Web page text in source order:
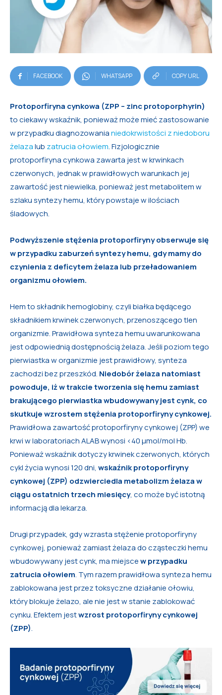
FACEBOOK WHATSAPP COPY URL
Protoporfiryna cynkowa (ZPP – zinc protoporphyrin)
to ciekawy wskaźnik, ponieważ może mieć zastosowanie
w przypadku diagnozowanianiedokrwistości z niedoboru
żelazalub zatrucia ołowiem. Fizjologicznie
protoporfiryna cynkowa zawarta jest w krwinkach
czerwonych, jednak w prawidłowych warunkach jej
zawartość jest niewielka, ponieważ jest metabolitem w
szlaku syntezy hemu, który powstaje w ilościach
śladowych.
Podwyższenie stężenia protoporfiryny obserwuje się
w przypadku zaburzeń syntezy hemu, gdy mamy do
czynienia z deficytem żelaza lub przeładowaniem
organizmu ołowiem.
Hem to składnik hemoglobiny, czyli białka będącego
składnikiem krwinek czerwonych, przenoszącego tlen
organizmie. Prawidłowa synteza hemu uwarunkowana
jest odpowiednią dostępnością żelaza. Jeśli poziom tego
pierwiastka w organizmie jest prawidłowy, synteza
zachodzi bez przeszkód. Niedobór żelaza natomiast
powoduje, iż w trakcie tworzenia się hemu zamiast
brakującego pierwiastka wbudowywany jest cynk, co
skutkuje wzrostem stężenia protoporfiryny cynkowej.
Prawidłowa zawartość protoporfiryny cynkowej (ZPP) we
krwi w laboratoriach ALAB wynosi <40 μmol/mol Hb.
Ponieważ wskaźnik dotyczy krwinek czerwonych, których
cykl życia wynosi 120 dni, wskaźnik protoporfiryny
cynkowej (ZPP) odzwierciedla metabolizm żelaza w
ciągu ostatnich trzech miesięcy, co może być istotną
informacją dla lekarza.
Drugi przypadek, gdy wzrasta stężenie protoporfiryny
cynkowej, ponieważ zamiast żelaza do cząsteczki hemu
wbudowywany jest cynk, ma miejscew przypadku
zatrucia ołowiem. Tym razem prawidłowa synteza hemu
zablokowana jest przez toksyczne działanie ołowiu,
który blokuje żelazo, ale nie jest w stanie zablokować
cynku. Efektem jestwzrost protoporfiryny cynkowej
(ZPP).